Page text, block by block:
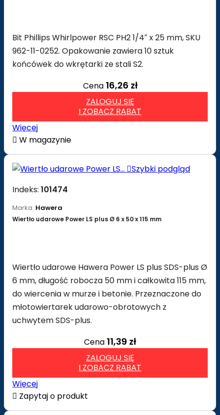
Bit Phillips Whirlpower RSC PH2 1/4″ x 25 mm, SKU
962-11-0252. Opakowanie zawiera 10 sztuk
końcówek do wkrętarki ze stali S2.
Cena 16,26 zł
ZALOGUJ SIĘ
I ZOBACZ RABAT
Więcej
 W magazynie
Szybki podgląd
Indeks: 101474
Marka: Hawera
Wiertło udarowe Power LS plus Ø 6 x 50 x 115 mm
Wiertło udarowe Hawera Power LS plus SDS-plus Ø
6 mm, długość robocza 50 mm i całkowita 115 mm,
do wiercenia w murze i betonie. Przeznaczone do
młotowiertarek udarowo-obrotowych z
uchwytem SDS-plus.
Cena 11,39 zł
ZALOGUJ SIĘ
I ZOBACZ RABAT
Więcej
 Zapytaj o produkt